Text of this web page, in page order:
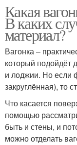
Какая
В каких
материал?
Вагонка –
который подойдёт
и лоджии. Но если
закруглённая), то
Что касается
помощью
быть и стены, и
можно отделать